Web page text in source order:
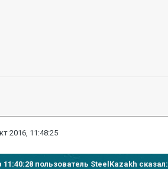
2016, 11:48:25
11:40:28 пользователь SteelKazakh сказал: